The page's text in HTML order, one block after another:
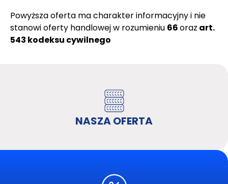
NASZA OFERTA
Powyższa oferta ma charakter informacyjny i nie
stanowi oferty handlowej w rozumieniu 66oraz art.
543 kodeksu cywilnego